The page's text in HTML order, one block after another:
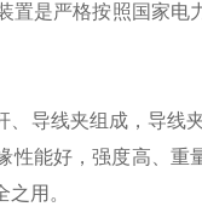
置是严格按照国家
、导线夹组成，导线
性能好，强度高、
之用。